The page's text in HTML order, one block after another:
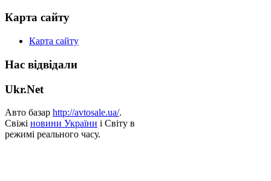
Карта сайту
Карта сайту
Нас відвідали
Ukr.Net
Авто базар http://avtosale.ua/.
Свіжі новини України і Світу в
режимі реального часу.